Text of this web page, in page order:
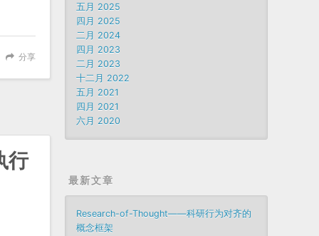
分享
行
五月 2025
四月 2025
二月 2024
四月 2023
二月 2023
十二月 2022
五月 2021
四月 2021
六月 2020
最新文章
Research-of-Thought——科研行为对齐的
概念框架